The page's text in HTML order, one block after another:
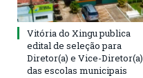
Vitória do Xingu publica
edital de seleção para
Diretor(a) e Vice-Diretor(a)
das escolas municipais